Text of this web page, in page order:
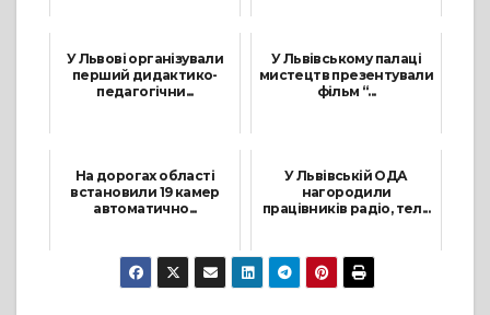
У Львові організували
перший дидактико-
педагогічни...
У Львівському палаці
мистецтв презентували
фільм “...
На дорогах області
встановили 19 камер
автоматично...
19 Квітня, 2021
У Львівській ОДА
нагородили
працівників радіо, тел...
16 Листопада, 2021